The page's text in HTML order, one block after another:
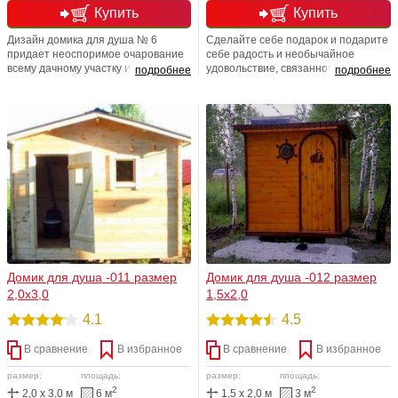
Купить
подробнее
Дизайн домика для душа № 6
придает неоспоримое очарование
всему дачному участку и дарит
готовое сооружение, изготовленное
по каркасной технологии, но, и
полностью утепленный вариант,с
внутренне отделкой, с электрикой,
линолеумом и душевым поддоном.
Доплата за бак ли бойлер до 30л
-10 000 руб Почему бы Вам не
потакать своему вкусу ,на примере
домика для душа № 6, который
всегда будет приводить в восторг
Вас и ваших гостей???
Купить
подробнее
Сделайте себе подарок и подарите
себе радость и необычайное
удовольствие, связанное с
компании СТРОЙ НЭСАБ-н к
каждому клиенту индивидуальный
подход. Мы помогаем подобрать
различные строения в
соответствии с Вашими
пожеланиями! Односкатная кровля
включена в стоимость проекта
Каркасное исполнение проекта.
Утепление -мин. вата Кнауф 5см
Пароизоляция -пергамин
Электрика, линолеум, санитарные
точки -за доп. плату
Домик для душа -011 размер
2,0х3,0
4.1
В сравнение В избранное
размер:
2,0 x 3,0 м
площадь:
6 м2
Домик для душа -012 размер
1,5х2,0
4.5
В сравнение В избранное
размер:
1,5 x 2,0 м
площадь:
3 м2